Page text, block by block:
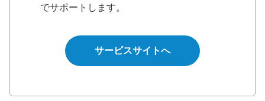
でサポートします。
サービスサイトへ